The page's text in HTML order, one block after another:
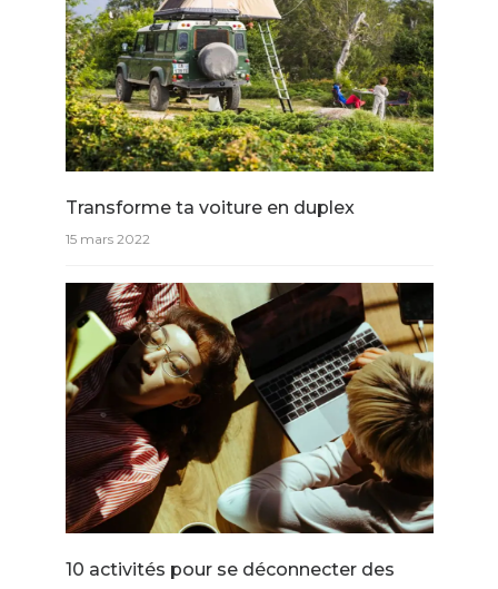
Transforme ta voiture en duplex
15 mars 2022
10 activités pour se déconnecter des